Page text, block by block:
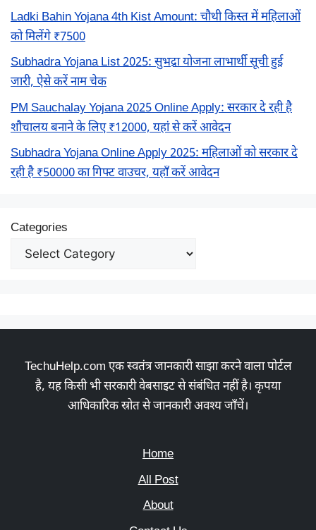
Ladki Bahin Yojana 4th Kist Amount: चौथी किस्त में महिलाओं
को मिलेंगे ₹7500
Subhadra Yojana List 2025: सुभद्रा योजना लाभार्थी सूची हुई
जारी, ऐसे करें नाम चेक
PM Sauchalay Yojana 2025 Online Apply: सरकार दे रही है
शौचालय बनाने के लिए ₹12000, यहां से करें आवेदन
Subhadra Yojana Online Apply 2025: महिलाओं को सरकार दे
रही है ₹50000 का गिफ्ट वाउचर, यहाँ करें आवेदन
Categories
TechuHelp.com एक स्वतंत्र जानकारी साझा करने वाला पोर्टल
है, यह किसी भी सरकारी वेबसाइट से संबंधित नहीं है। कृपया
आधिकारिक स्रोत से जानकारी अवश्य जाँचें।
Home
All Post
About